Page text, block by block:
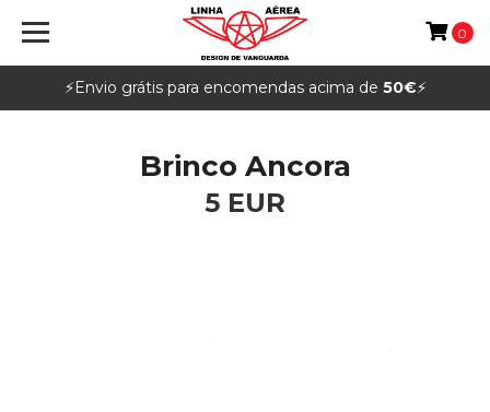
⚡️Envio grátis para encomendas acima de 50€⚡️
0
Brinco Ancora
5 EUR